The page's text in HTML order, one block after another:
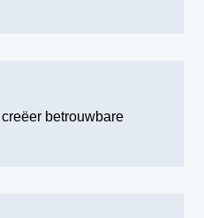
betrouwbare